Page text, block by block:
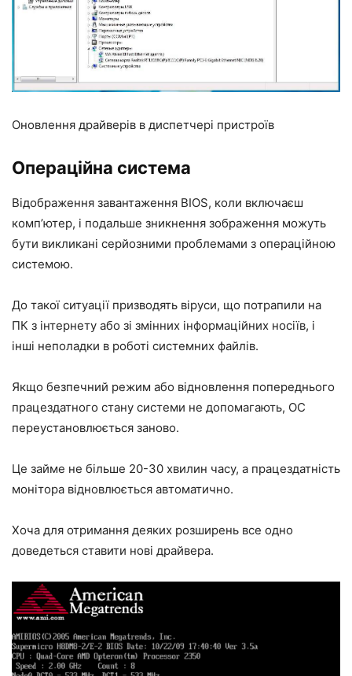
Оновлення драйверів в диспетчері пристроїв
Операційна система
Відображення завантаження BIOS, коли включаєш
комп’ютер, і подальше зникнення зображення можуть
бути викликані серйозними проблемами з операційною
системою.
До такої ситуації призводять віруси, що потрапили на
ПК з інтернету або зі змінних інформаційних носіїв, і
інші неполадки в роботі системних файлів.
Якщо безпечний режим або відновлення попереднього
працездатного стану системи не допомагають, ОС
переустановлюється заново.
Це займе не більше 20-30 хвилин часу, а працездатність
монітора відновлюється автоматично.
Хоча для отримання деяких розширень все одно
доведеться ставити нові драйвера.